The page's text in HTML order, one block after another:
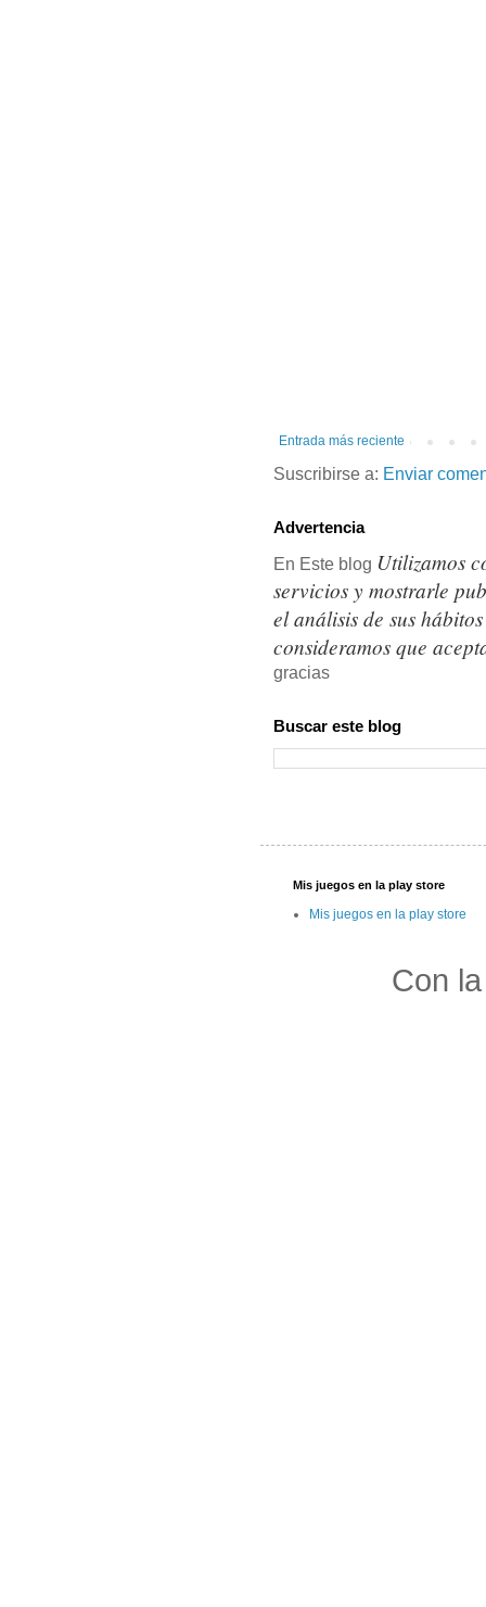
Entrada más reciente
Suscribirse a: Enviar
Advertencia
En Este blog Utilizamos
servicios y mostrarle
el análisis de sus
consideramos que
gracias
Buscar este blog
Mis juegos en la play store
Mis juegos en la play store
Con